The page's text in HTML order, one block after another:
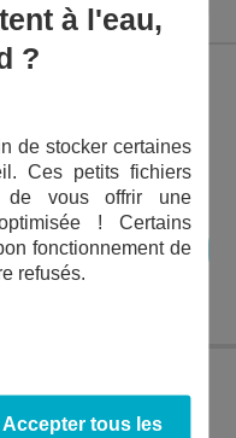
PISCINE À
DÉBORDEMENT
AJOUTER AU PANIER
Toscanoc'est le
spécialiste des
à l'eau,
?
de stocker certaines
Ces petits fichiers
de vous offrir une
! Certains
fonctionnement de
refusés.
Accepter tous les